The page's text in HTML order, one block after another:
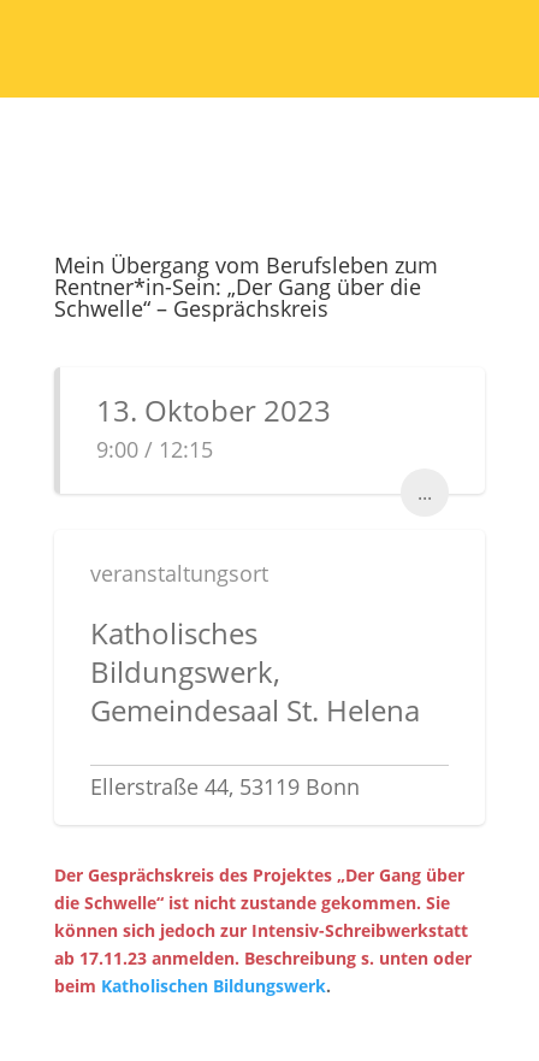
Mein Übergang vom Berufsleben zum
Rentner*in-Sein: „Der Gang über die
Schwelle“ – Gesprächskreis
13. Oktober 2023
9:00 / 12:15
...
veranstaltungsort
Katholisches
Bildungswerk,
Gemeindesaal St. Helena
Ellerstraße 44, 53119 Bonn
Der Gesprächskreis des Projektes „Der Gang über
die Schwelle“ ist nicht zustande gekommen. Sie
können sich jedoch zur Intensiv-Schreibwerkstatt
ab 17.11.23 anmelden. Beschreibung s. unten oder
beim Katholischen Bildungswerk.